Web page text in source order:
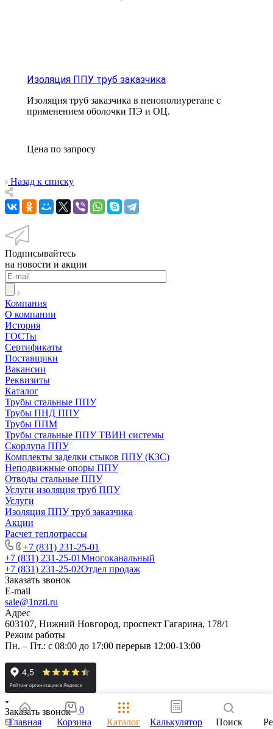
Изоляция ППУ труб заказчика
Изоляция труб заказчика в пенополиуретане с
применением оболочки ПЭ и ОЦ.
Цена по запросу
Назад к списку
Подписывайтесь
на новости и акции
Компания
О компании
История
ГОСТы
Сертификаты
Поставщики
Вакансии
Реквизиты
Каталог
Трубы стальные ППУ
Трубы ПНД ППУ
Трубы ППМ
Трубы стальные ППУ ТВИН системы
Скорлупа ППУ
Комплекты заделки стыков ППУ (КЗС)
Неподвижные опоры ППУ
Отводы стальные ППУ
Услуги изоляция труб ППУ
Услуги
Изоляция ППУ труб заказчика
Акции
Расчет теплотрассы
+7 (831) 231-25-01
+7 (831) 231-25-01Многоканальный
+7 (831) 231-25-02Отдел продаж
Заказать звонок
E-mail
sale@1nzti.ru
Адрес
603107, Нижний Новгород, проспект Гагарина, 178/1
Режим работы
Пн. – Пт.: с 08:00 до 17:00 перерыв 12:00-13:00
Заказать звонок
Главная
0
Корзина
Каталог Калькулятор Поиск